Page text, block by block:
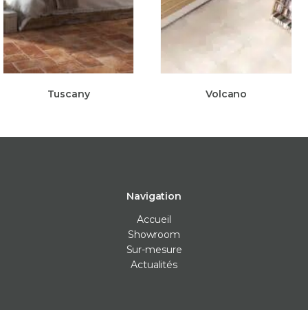
Tuscany Volcano
Navigation
Accueil
Showroom
Sur-mesure
Actualités